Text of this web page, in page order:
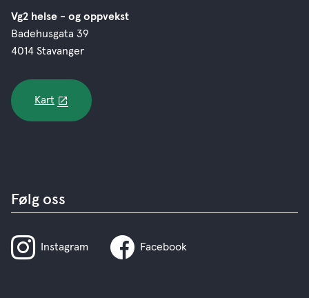
Vg2 helse - og oppvekst
Badehusgata 39
4014 Stavanger
Kart
Følg oss
Instagram Facebook